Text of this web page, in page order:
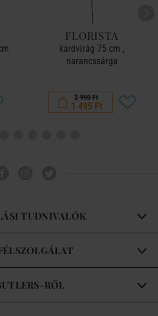
FLORISTA
kardvirág 75 cm ,
narancssárga
2 990 Ft
1 495 Ft
TUDNIVALÓK
RŐL